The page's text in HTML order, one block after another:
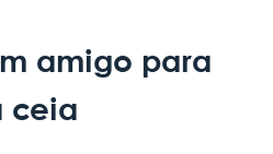
amigo para
ceia